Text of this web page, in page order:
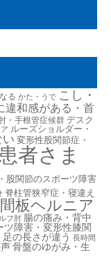
る かた・うで こし・
違和感がある・首
・手根管症候群デスク
ルーズショルダー・
変形性股関節症・
者さま
股関節のスポーツ障害
脊柱管狭窄症・寝違え
板ヘルニア
フ肘 腸の痛み・背中
ツ障害・変形性膝関
の長さが違う 長時間
骨盤のゆがみ・生